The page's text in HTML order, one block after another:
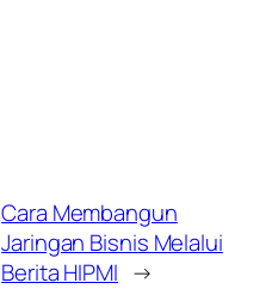
Cara Membangun
Jaringan Bisnis Melalui
Berita HIPMI →